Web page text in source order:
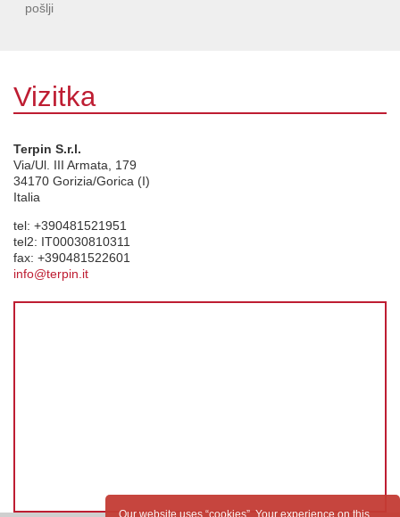
pošlji
Vizitka
Terpin S.r.l.
Via/Ul. III Armata, 179
34170 Gorizia/Gorica (I)
Italia
tel: +390481521951
tel2: IT00030810311
fax: +390481522601
info@terpin.it
Our website uses “cookies”. Your experience on this